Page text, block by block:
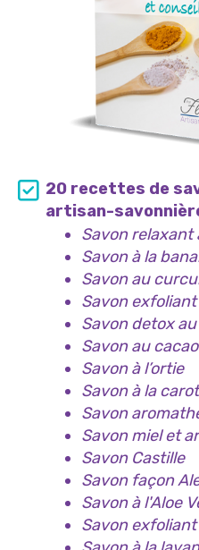
20 recettes de
artisan-
Savon relaxant
Savon à la
Savon au
Savon
Savon detox
Savon au cacao
Savon à l’ortie
Savon à la
Savon
Savon miel et
Savon Castille
Savon façon
Savon à l'Aloe
Savon